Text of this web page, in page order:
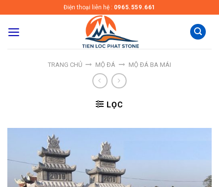
to
content
Điện thoại liên hệ : 0965.559.661
TRANG CHỦ MỘ ĐÁ MỘ ĐÁ BA MÁI
LỌC